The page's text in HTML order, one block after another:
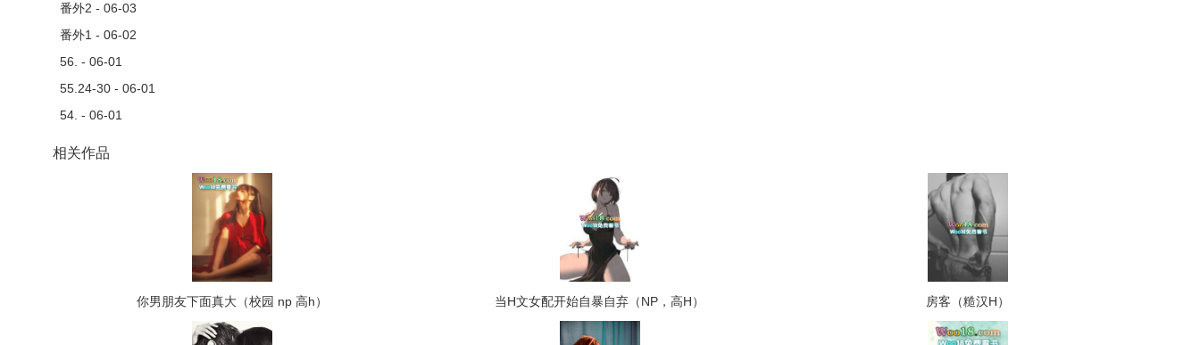
番外2 - 06-03
番外1 - 06-02
56. - 06-01
55.24-30 - 06-01
54. - 06-01
相关作品
你男朋友下面真大（校园 np 高h） 当H文女配开始自暴自弃（NP，高H） 房客（糙汉H）